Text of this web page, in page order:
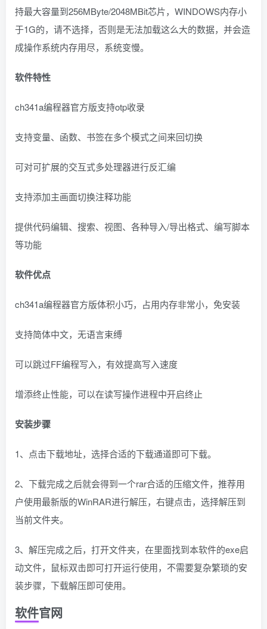
持最大容量到256MByte/2048MBit芯片，WINDOWS内存小
于1G的，请不选择，否则是无法加载这么大的数据，并会造
成操作系统内存用尽，系统变慢。
软件特性
ch341a编程器官方版支持otp收录
支持变量、函数、书签在多个模式之间来回切换
可对可扩展的交互式多处理器进行反汇编
支持添加主画面切换注释功能
提供代码编辑、搜索、视图、各种导入/导出格式、编写脚本
等功能
软件优点
ch341a编程器官方版体积小巧，占用内存非常小，免安装
支持简体中文，无语言束缚
可以跳过FF编程写入，有效提高写入速度
增添终止性能，可以在读写操作进程中开启终止
安装步骤
1、点击下载地址，选择合适的下载通道即可下载。
2、下载完成之后就会得到一个rar合适的压缩文件，推荐用
户使用最新版的WinRAR进行解压，右键点击，选择解压到
当前文件夹。
3、解压完成之后，打开文件夹，在里面找到本软件的exe启
动文件，鼠标双击即可打开运行使用，不需要复杂繁琐的安
装步骤，下载解压即可使用。
软件官网